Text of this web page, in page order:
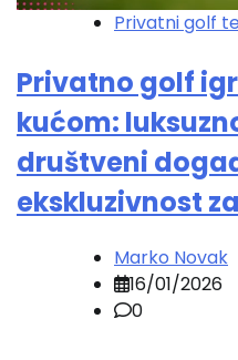
Privatni golf
Privatno golf
kućom:
društveni
ekskluzivnost
Marko Novak
16/01/2026
0